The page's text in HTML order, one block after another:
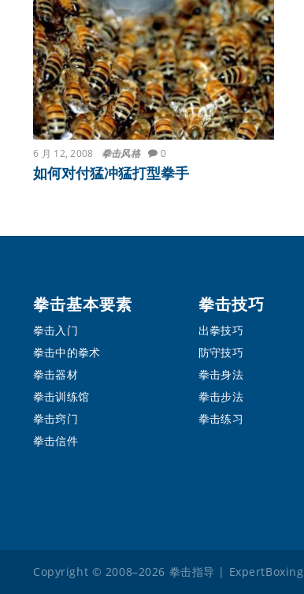
6 月 12, 2008 拳击风格 0
如何对付猛冲猛打型拳手
Footer
拳击基本要素
拳击入门
拳击中的拳术
拳击器材
拳击训练馆
拳击窍门
拳击信件
拳击技巧
出拳技巧
防守技巧
拳击身法
拳击步法
拳击练习
Copyright © 2008–2026 拳击指导 | ExpertBoxing